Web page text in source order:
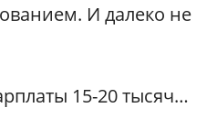
И далеко не
15-20 тысяч…